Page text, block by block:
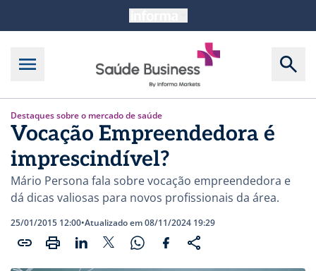
Destaques sobre o mercado de saúde
Vocação Empreendedora é
imprescindível?
Mário Persona fala sobre vocação empreendedora e
dá dicas valiosas para novos profissionais da área.
25/01/2015 12:00•Atualizado em 08/11/2024 19:29